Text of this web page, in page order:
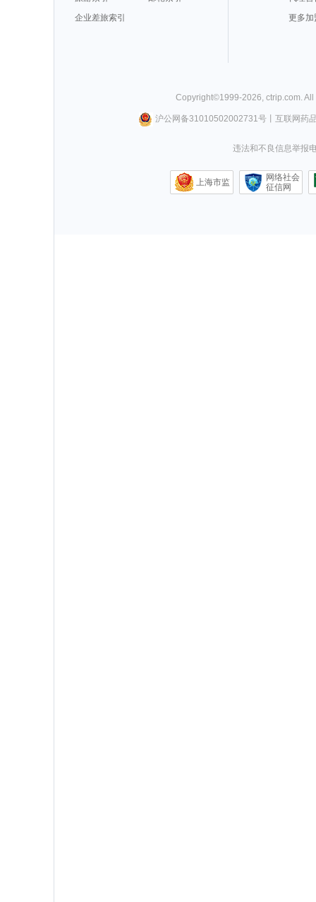
企业差旅索引
更多加
Copyright©1999-2026, ctrip.com.
沪公网备31010502002731号丨 互联网药
违法和不良信息举报
上海市监
网络社会
征信网